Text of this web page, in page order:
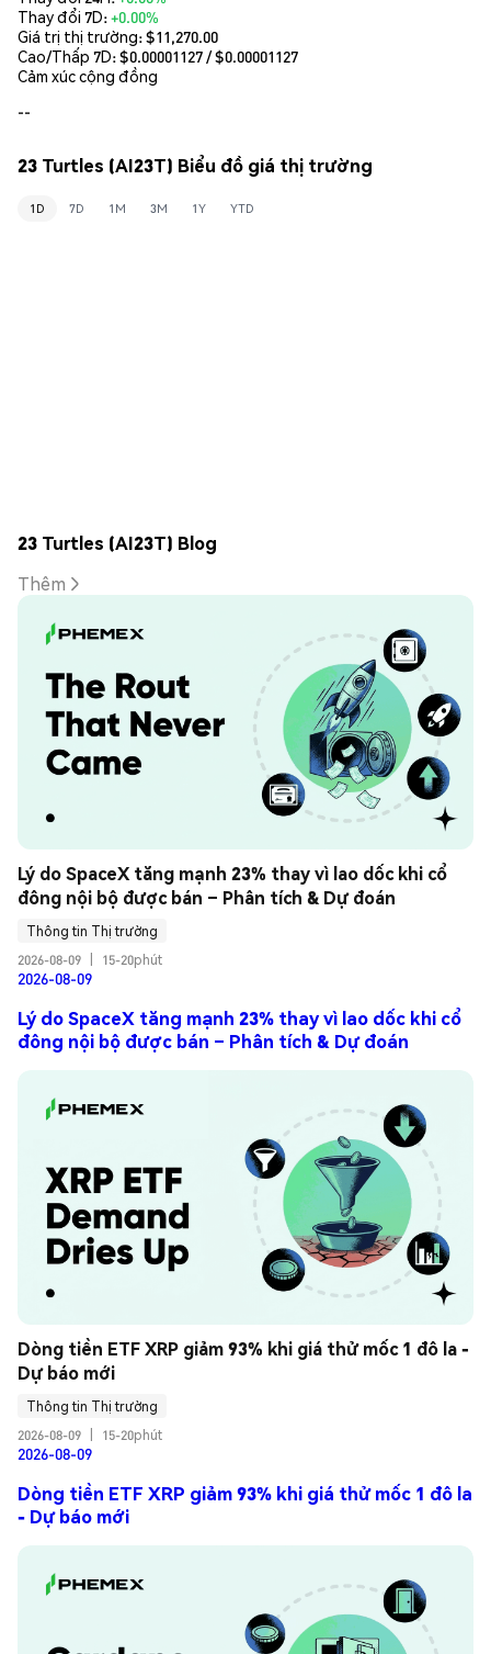
Thay đổi 7D:+0.00%
Giá trị thị trường:$11,270.00
Cao/Thấp 7D: $0.00001127/ $0.00001127
Cảm xúc cộng đồng
--
23 Turtles (AI23T) Biểu đồ giá thị trường
1D 7D 1M 3M 1Y YTD
23 Turtles (AI23T) Blog
Thêm
Lý do SpaceX tăng mạnh 23% thay vì lao dốc khi cổ
đông nội bộ được bán – Phân tích & Dự đoán
Thông tin Thị trường
2026-08-09
15-20phút
2026-08-09
Lý do SpaceX tăng mạnh 23% thay vì lao dốc khi cổ
đông nội bộ được bán – Phân tích & Dự đoán
Dòng tiền ETF XRP giảm 93% khi giá thử mốc 1 đô la -
Dự báo mới
Thông tin Thị trường
2026-08-09
15-20phút
2026-08-09
Dòng tiền ETF XRP giảm 93% khi giá thử mốc 1 đô la
- Dự báo mới